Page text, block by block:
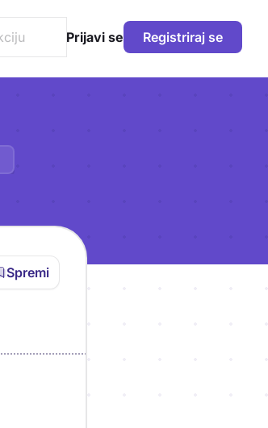
Prijavi se Registriraj se
Spremi